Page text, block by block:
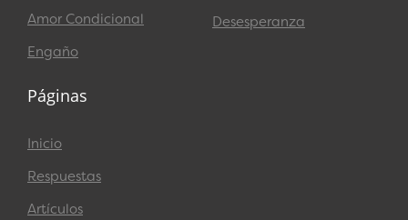
Amor Condicional
Engaño
Desesperanza
Páginas
Inicio
Respuestas
Artículos